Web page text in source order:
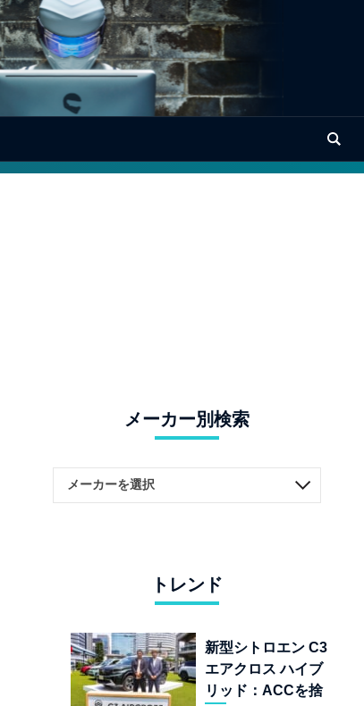
メーカー別検索
トレンド
新型シトロエン C3
エアクロス ハイブ
リッド：ACCを捨